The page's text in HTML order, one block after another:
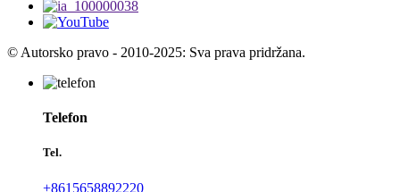
© Autorsko pravo - 2010-2025: Sva prava pridržana.
Telefon
Tel.
+8615658892220